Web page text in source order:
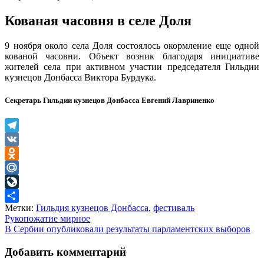
Кованая часовня в селе Доля
9 ноября около села Доля состоялось окормление еще одной
кованой часовни. Объект возник благодаря инициативе
жителей села при активном участии председателя Гильдии
кузнецов Донбасса Виктора Бурдука.
Секретарь Гильдии кузнецов Донбасса Евгений Лавриненко
Telegram
VK
Odnoklassniki
Mail.Ru
LiveJournal
Отправить
Метки: Гильдия кузнецов Донбасса, фестиваль
Навигация
по
записям
Рукопожатие мирное
В Сербии опубликовали результаты парламентских выборов
Добавить комментарий